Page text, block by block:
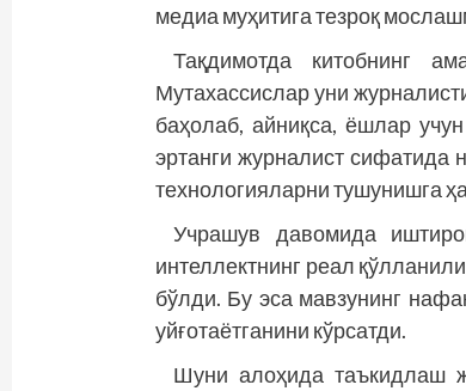
медиа муҳитига тезроқ
Тақдимотда китобнинг
Мутахассислар уни
баҳолаб, айниқса, ёшлар
эртанги журналист сифатида
технологияларни тушунишга
Учрашув давомида
интеллектнинг реал
бўлди. Бу эса мавзунинг
уйғотаётганини кўрсатди.
Шуни алоҳида таъкидлаш